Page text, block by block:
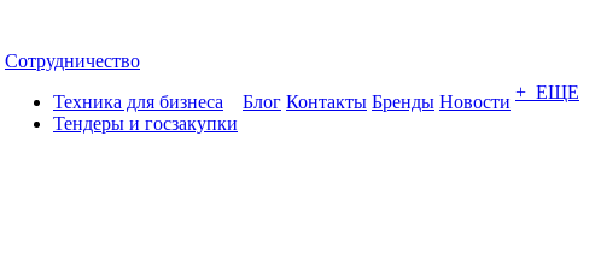
Сотрудничество
Техника для бизнеса
Тендеры и госзакупки
Блог Контакты Бренды Новости + ЕЩЕ